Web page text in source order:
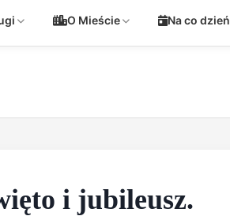
O Mieście Na co dzień
i jubileusz.